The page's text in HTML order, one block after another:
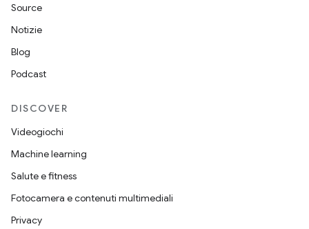
Source
Notizie
Blog
Podcast
DISCOVER
Videogiochi
Machine learning
Salute e fitness
Fotocamera e contenuti multimediali
Privacy